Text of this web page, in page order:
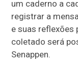
um caderno a
registrar a
e suas reflexões
coletado será
Senappen.